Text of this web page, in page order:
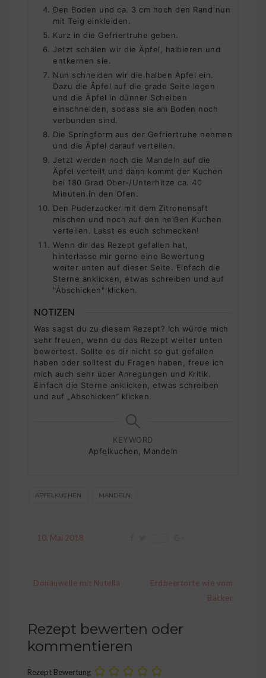
Den Boden und ca. 3 cm hoch den Rand nun
mit Teig einkleiden.
Kurz in die Gefriertruhe geben.
Jetzt schälen wir die Äpfel, halbieren und
entkernen sie.
Nun schneiden wir die halben Äpfel ein.
Dazu die Äpfel auf die grade Seite legen
und die Äpfel in dünner Scheiben
einschneiden, sodass sie am Boden noch
verbunden sind.
Die Springform aus der Gefriertruhe nehmen
und die Äpfel darauf verteilen.
Jetzt werden noch die Mandeln auf die
Äpfel verteilt und dann kommt der Kuchen
bei 180 Grad Ober-/Unterhitze ca. 40
Minuten in den Ofen.
Den Puderzucker mit dem Zitronensaft
mischen und noch auf den heißen Kuchen
verteilen. Lasst es euch schmecken!
Wenn dir das Rezept gefallen hat,
hinterlasse mir gerne eine Bewertung
weiter unten auf dieser Seite. Einfach die
Sterne anklicken, etwas schreiben und auf
"Abschicken" klicken.
NOTIZEN
Was sagst du zu diesem Rezept? Ich würde mich
sehr freuen, wenn du das Rezept weiter unten
bewertest. Sollte es dir nicht so gut gefallen
haben oder solltest du Fragen haben, freue ich
mich auch sehr über Anregungen und Kritik.
Einfach die Sterne anklicken, etwas schreiben
und auf „Abschicken“ klicken.
KEYWORD
Apfelkuchen, Mandeln
APFELKUCHEN MANDELN
10. Mai 2018
Beitragsnavigation
Donauwelle mit Nutella
Erdbeertorte wie vom
Bäcker
Rezept bewerten oder
kommentieren
Rezept Bewertung